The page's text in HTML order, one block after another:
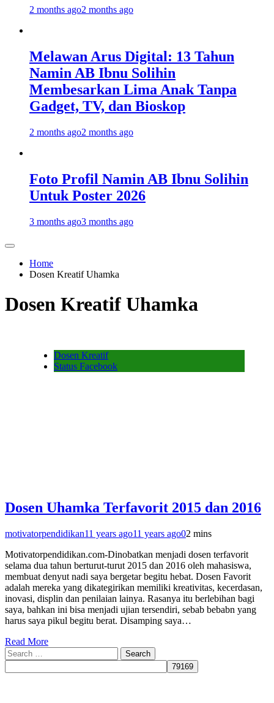
2 months ago2 months ago
Melawan Arus Digital: 13 Tahun
Namin AB Ibnu Solihin
Membesarkan Lima Anak Tanpa
Gadget, TV, dan Bioskop
2 months ago2 months ago
Foto Profil Namin AB Ibnu Solihin
Untuk Poster 2026
3 months ago3 months ago
Home
Dosen Kreatif Uhamka
Dosen Kreatif Uhamka
Dosen Kreatif
Status Facebook
Dosen Uhamka Terfavorit 2015 dan 2016
motivatorpendidikan11 years ago11 years ago02 mins
Motivatorpendidikan.com-Dinobatkan menjadi dosen terfavorit
selama dua tahun berturut-turut 2015 dan 2016 oleh mahasiswa,
membuat denyut nadi saya bergetar begitu hebat. Dosen Favorit
adalah mereka yang dikategirikan memiliki kreativitas, kecerdasan,
inovasi, displin dan penilaian lainya. Rasanya itu berlebihan bagi
saya, bahkan ini bisa menjadi ujian tersendiri, sebab bebabn yang
harus saya pikul begitu berat. Disamping saya…
Read More
Search
for: